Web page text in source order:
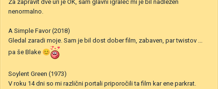
Za zapravit dve uri je OK, sam glavni igralec mi je bil nadležen
nenormalno.
A Simple Favor (2018)
Gledal zaradi moje. Sam je bil dost dober film, zabaven, par twistov ...
pa še Blake 😊
Soylent Green (1973)
V roku 14 dni so mi različni portali priporočili ta film kar ene parkrat.